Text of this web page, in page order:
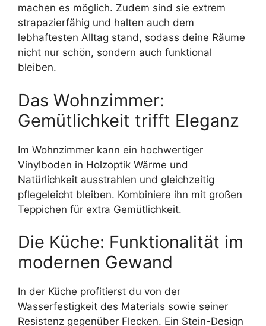
machen es möglich. Zudem sind sie extrem
strapazierfähig und halten auch dem
lebhaftesten Alltag stand, sodass deine Räume
nicht nur schön, sondern auch funktional
bleiben.
Das Wohnzimmer:
Gemütlichkeit trifft Eleganz
Im Wohnzimmer kann ein hochwertiger
Vinylboden in Holzoptik Wärme und
Natürlichkeit ausstrahlen und gleichzeitig
pflegeleicht bleiben. Kombiniere ihn mit großen
Teppichen für extra Gemütlichkeit.
Die Küche: Funktionalität im
modernen Gewand
In der Küche profitierst du von der
Wasserfestigkeit des Materials sowie seiner
Resistenz gegenüber Flecken. Ein Stein-Design